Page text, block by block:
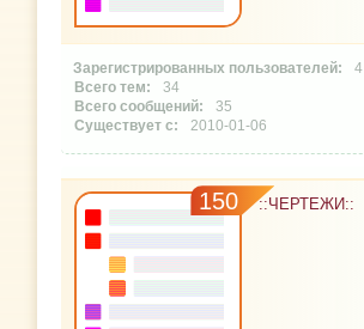
4
34
35
2010-01-06
150 ::ЧЕРТЕЖИ::